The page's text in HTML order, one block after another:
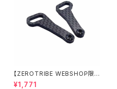
【ZEROTRIBE WEBSHOP限
定価格】RCM-X4-CSAF カ
¥1,771